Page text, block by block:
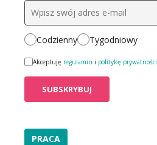
Codzienny Tygodniowy
Akceptuję regulamin i politykę prywatności
PRACA